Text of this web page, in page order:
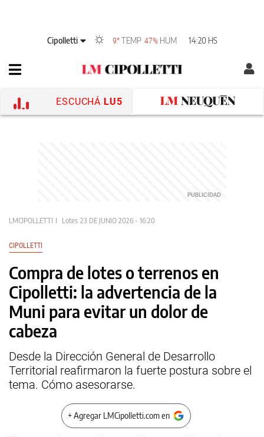
Cipolletti 9° TEMP 47% HUM 14:20 HS
ESCUCHÁ LU5
LMCIPOLLETTI Lotes 23 DE JUNIO 2026 - 16:20
CIPOLLETTI
Compra de lotes o terrenos en
Cipolletti: la advertencia de la
Muni para evitar un dolor de
cabeza
Desde la Dirección General de Desarrollo
Territorial reafirmaron la fuerte postura sobre el
tema. Cómo asesorarse.
+ Agregar LMCipolletti.com en